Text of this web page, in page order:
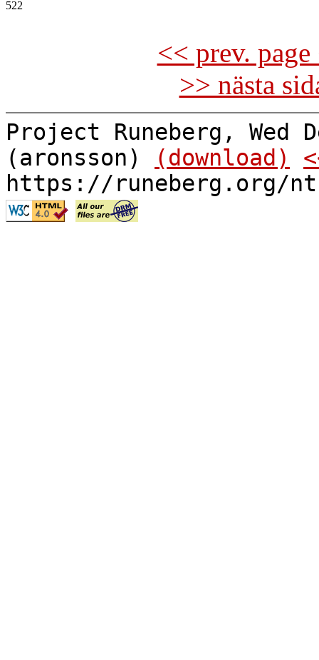
522
<< prev.
>> nästa
Project Runeberg, Wed
(aronsson)
(download)
https://runeberg.org/